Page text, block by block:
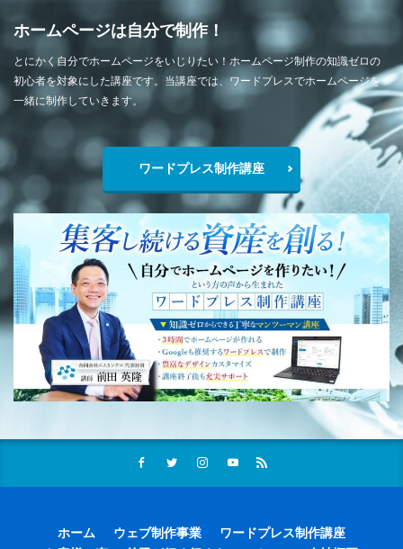
ホームページは自分で制作！
とにかく自分でホームページをいじりたい！ホームページ制作の知識ゼロの
初心者を対象にした講座です。当講座では、ワードプレスでホームページを
一緒に制作していきます。
ワードプレス制作講座
ホーム ウェブ制作事業
ワードプレス制作講座